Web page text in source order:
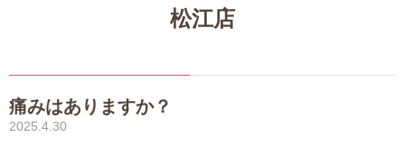
松江店
痛みはありますか？
2025.4.30